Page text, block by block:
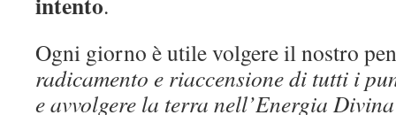
Ogni giorno è utile volgere il nostro
radicamento e riaccensione di tutti i
e avvolgere la terra nell’Energia